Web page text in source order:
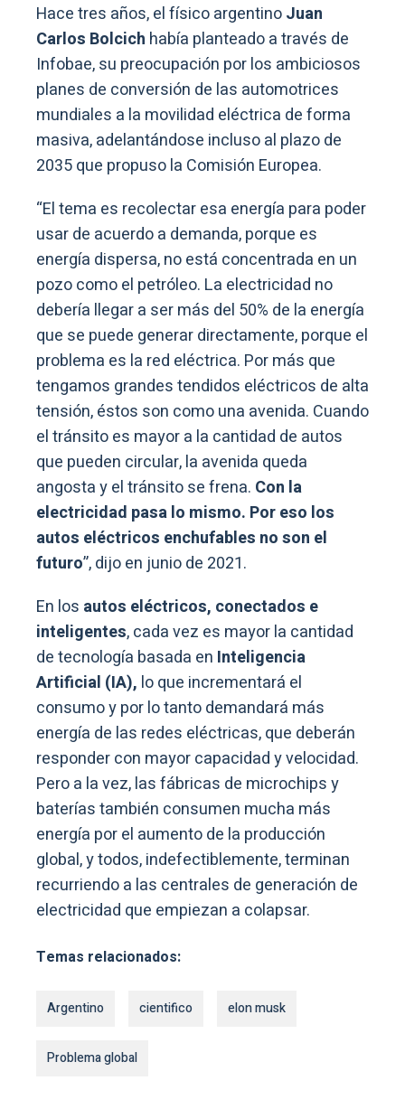
Hace tres años, el físico argentinoJuan
Carlos Bolcich había planteado a través de
Infobae, su preocupación por los ambiciosos
planes de conversión de las automotrices
mundiales a la movilidad eléctrica de forma
masiva, adelantándose incluso al plazo de
2035 que propuso la Comisión Europea.
“El tema es recolectar esa energía para poder
usar de acuerdo a demanda, porque es
energía dispersa, no está concentrada en un
pozo como el petróleo. La electricidad no
debería llegar a ser más del 50% de la energía
que se puede generar directamente, porque el
problema es la red eléctrica. Por más que
tengamos grandes tendidos eléctricos de alta
tensión, éstos son como una avenida. Cuando
el tránsito es mayor a la cantidad de autos
que pueden circular, la avenida queda
angosta y el tránsito se frena. Con la
electricidad pasa lo mismo. Por eso los
autos eléctricos enchufables no son el
futuro”, dijo en junio de 2021.
En los autos eléctricos, conectados e
inteligentes, cada vez es mayor la cantidad
de tecnología basada en Inteligencia
Artificial (IA), lo que incrementará el
consumo y por lo tanto demandará más
energía de las redes eléctricas, que deberán
responder con mayor capacidad y velocidad.
Pero a la vez, las fábricas de microchips y
baterías también consumen mucha más
energía por el aumento de la producción
global, y todos, indefectiblemente, terminan
recurriendo a las centrales de generación de
electricidad que empiezan a colapsar.
Temas relacionados:
Argentino cientifico elon musk
Problema global